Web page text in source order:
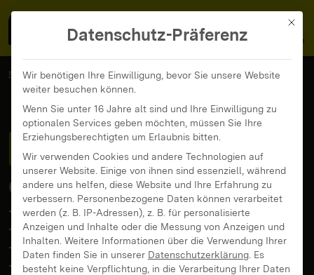
MENÜ
MedienFokus BW ...
News und Beiträge
Ist Twitch wirklich für Heranwachsende geeignet?
Twitch & Gaming : Ist
die Streaming-
Plattform wirklich für
Heranwachsende
Mit
Datenschutz-Präferenz
Wir benötigen Ihre Einwilligung, bevor Sie unsere Website
weiter besuchen können.
Wenn Sie unter 16 Jahre alt sind und Ihre Einwilligung zu
optionalen Services geben möchten, müssen Sie Ihre
Erziehungsberechtigten um Erlaubnis bitten.
Wir verwenden Cookies und andere Technologien auf
unserer Website. Einige von ihnen sind essenziell, während
andere uns helfen, diese Website und Ihre Erfahrung zu
verbessern. Personenbezogene Daten können verarbeitet
werden (z. B. IP-Adressen), z. B. für personalisierte
Anzeigen und Inhalte oder die Messung von Anzeigen und
Inhalten. Weitere Informationen über die Verwendung Ihrer
Daten finden Sie in unserer Datenschutzerklärung Es
besteht keine Verpflichtung, in die Verarbeitung Ihrer Daten